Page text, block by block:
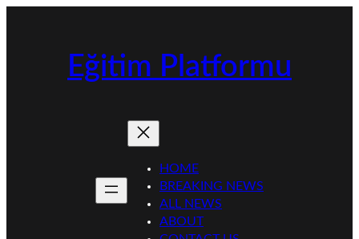
Eğitim Platformu
HOME
BREAKING NEWS
ALL NEWS
ABOUT